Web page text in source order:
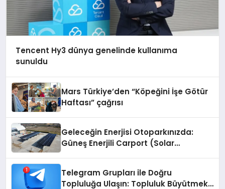
Tencent Hy3 dünya genelinde kullanıma
sunuldu
Mars Türkiye’den “Köpeğini İşe Götür
Haftası” çağrısı
Geleceğin Enerjisi Otoparkınızda:
Güneş Enerjili Carport (Solar
Telegram Grupları ile Doğru
Topluluğa Ulaşın: Topluluk Büyütmek